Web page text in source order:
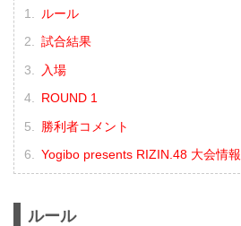
ルール
試合結果
入場
ROUND 1
勝利者コメント
Yogibo presents RIZIN.48 大会情報
ルール